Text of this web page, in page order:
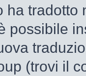
ha
possibile
(trovi il